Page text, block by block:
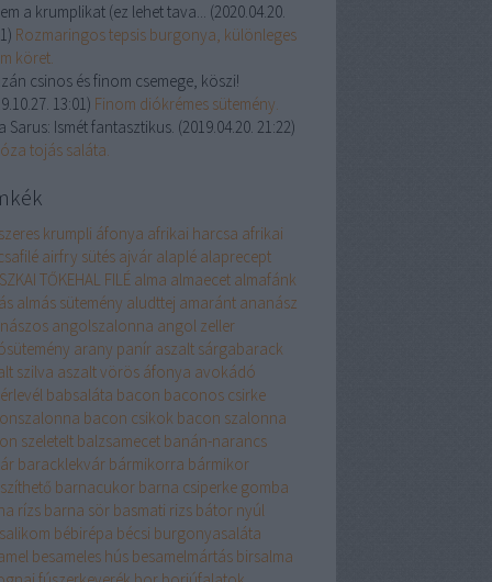
a krumplikat (ez lehet tava... (2020.04.20.
) Rozmaringos tepsis burgonya, különleges
köret.
csinos és finom csemege, köszi!
13:01) Finom diókrémes sütemény.
Sarus: Ismét fantasztikus. (2019.04.20. 21:22)
tojás saláta.
krumpli áfonya afrikai harcsa afrikai
airfry sütés ajvár alaplé alaprecept
TŐKEHAL FILÉ alma almaecet almafánk
almás sütemény aludttej amaránt ananász
angolszalonna angol zeller
arany panír aszalt sárgabarack
szilva aszalt vörös áfonya avokádó
babsaláta bacon baconos csirke
bacon csikok bacon szalonna
szeletelt balzsamecet banán-narancs
baracklekvár bármikorra bármikor
barnacukor barna csiperke gomba
rízs barna sör basmati rizs bátor nyúl
bébirépa bécsi burgonyasaláta
besameles hús besamelmártás birsalma